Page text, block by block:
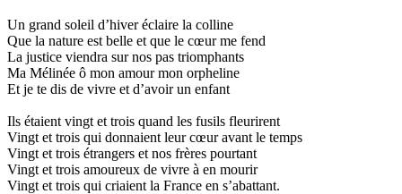
Un grand soleil d’hiver éclaire la colline
Que la nature est belle et que le cœur me fend
La justice viendra sur nos pas triomphants
Ma Mélinée ô mon amour mon orpheline
Et je te dis de vivre et d’avoir un enfant
Ils étaient vingt et trois quand les fusils fleurirent
Vingt et trois qui donnaient leur cœur avant le temps
Vingt et trois étrangers et nos frères pourtant
Vingt et trois amoureux de vivre à en mourir
Vingt et trois qui criaient la France en s’abattant.